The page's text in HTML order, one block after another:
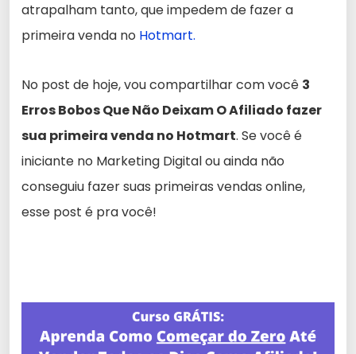
atrapalham tanto, que impedem de fazer a
primeira venda no Hotmart.
No post de hoje, vou compartilhar com você 3
Erros Bobos Que Não Deixam O Afiliado fazer
sua primeira venda no Hotmart. Se você é
iniciante no Marketing Digital ou ainda não
conseguiu fazer suas primeiras vendas online,
esse post é pra você!